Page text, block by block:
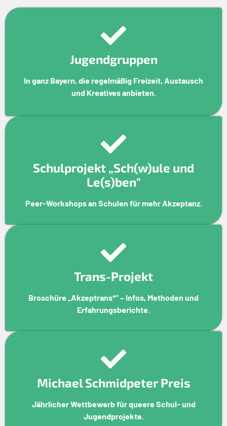
Jugendgruppen
In ganz Bayern, die regelmäßig Freizeit, Austausch
und Kreatives anbieten.
Schulprojekt „Sch(w)ule und
Le(s)ben"
Peer-Workshops an Schulen für mehr Akzeptanz.
Trans-Projekt
Broschüre „Akzeptrans*“ – Infos, Methoden und
Erfahrungsberichte.
Michael Schmidpeter Preis
Jährlicher Wettbewerb für queere Schul- und
Jugendprojekte.